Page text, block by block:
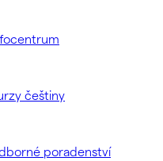
češtiny
poradenství